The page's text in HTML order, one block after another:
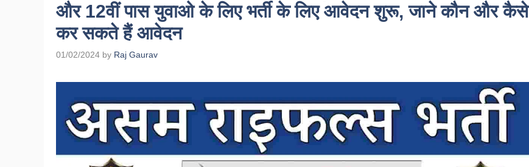
और 12वीं पास युवाओ के लिए भर्ती के लिए आवेदन शुरू, जाने कौन और कैसे
कर सकते हैं आवेदन
01/02/2024 by Raj Gaurav